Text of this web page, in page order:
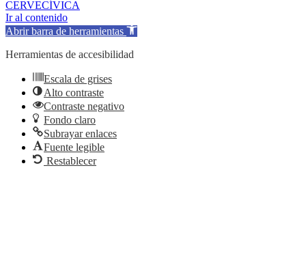
CERVECÍVICA
Ir al contenido
Abrir barra de herramientas
Herramientas de accesibilidad
Escala de grises
Alto contraste
Contraste negativo
Fondo claro
Subrayar enlaces
Fuente legible
Restablecer